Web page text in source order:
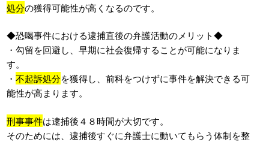
処分の獲得可能性が高くなるのです。
◆恐喝事件における逮捕直後の弁護活動のメリット◆
・勾留を回避し、早期に社会復帰することが可能になりま
す。
・不起訴処分を獲得し、前科をつけずに事件を解決できる可
能性が高まります。
刑事事件は逮捕後４８時間が大切です。
そのためには、逮捕後すぐに弁護士に動いてもらう体制を整